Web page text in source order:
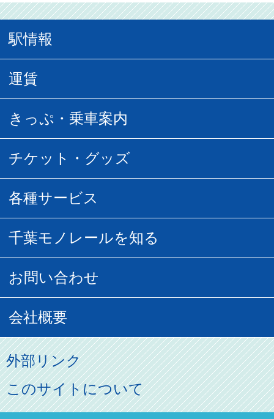
駅情報
駅情報
所要時間
空の散歩道
URBAN FLYER時刻表
運賃
普通運賃
団体乗車
貸切列車
きっぷ・乗車案内
乗車券の種類
フリーきっぷ
記念切符
割引制度
その他のご案内
パスモのご案内
運送約款
チケット・グッズ
駅窓口販売チケット
葭川となみグッズ
初音ミクグッズ
俺の妹。
各種サービス
モノちゃんトラベル
広告募集
直営駐車場パーク＆ライド
ステーションギャラリー
千葉モノレールを知る
営業距離世界最長
モノちゃん
お問い合わせ
お客様の声
よくあるご質問
お問い合わせ先
会社概要
会社概要
社長ごあいさつ
外部リンク
このサイトについて